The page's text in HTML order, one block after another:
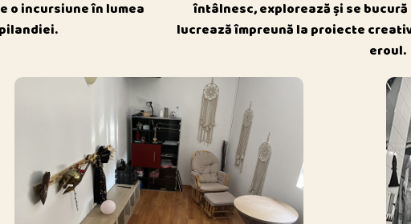
o incursiune în lumea
întâlnesc, explorează și se
lucrează împreună la proiecte
eroul.